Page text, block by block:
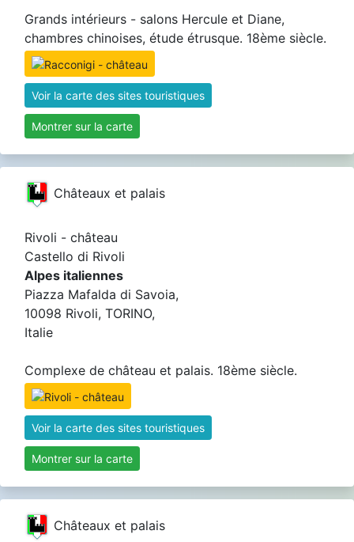
Grands intérieurs - salons Hercule et Diane,
chambres chinoises, étude étrusque. 18ème siècle.
Voir la carte des sites touristiques
Montrer sur la carte
Châteaux et palais
Rivoli - château
Castello di Rivoli
Alpes italiennes
Piazza Mafalda di Savoia,
10098 Rivoli, TORINO,
Italie
Complexe de château et palais. 18ème siècle.
Voir la carte des sites touristiques
Montrer sur la carte
Châteaux et palais